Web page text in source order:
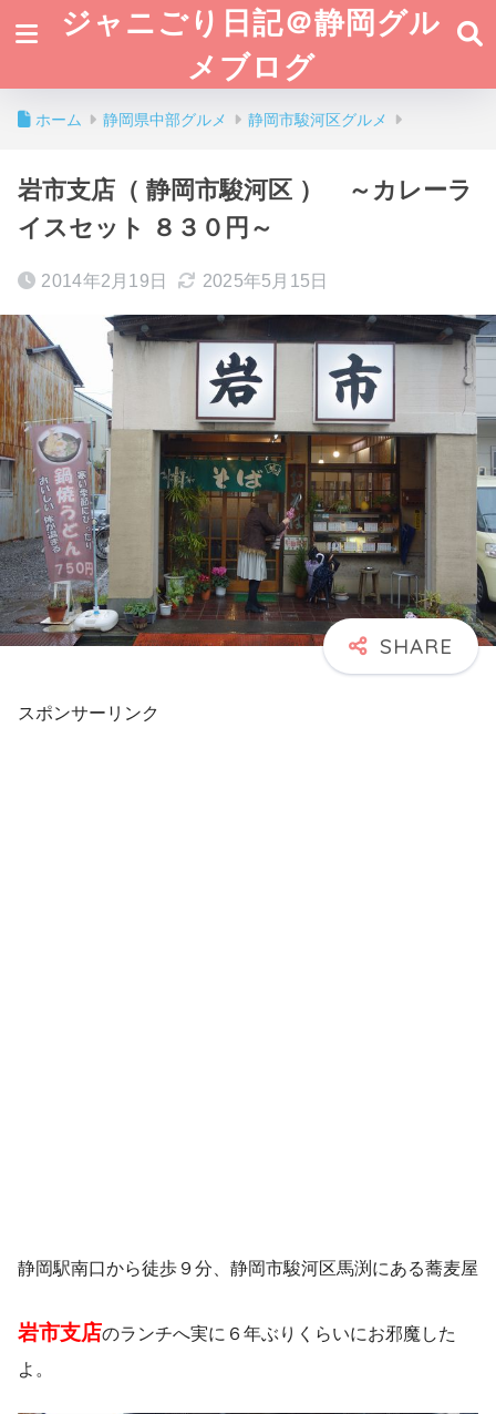
ジャニごり日記＠静岡グル
メブログ
ホーム 静岡県中部グルメ 静岡市駿河区グルメ
岩市支店（ 静岡市駿河区 ） ～カレーラ
イスセット ８３０円～
2014年2月19日 2025年5月15日
スポンサーリンク
静岡駅南口から徒歩９分、静岡市駿河区馬渕にある蕎麦屋
岩市支店のランチへ実に６年ぶりくらいにお邪魔した
よ。